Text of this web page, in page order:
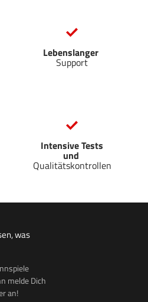
Lebenslanger
Support
Intensive Tests
und
Qualitätskontrollen
was
melde Dich
an!